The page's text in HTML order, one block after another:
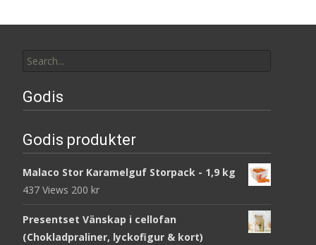
for:
Godis
Godis produkter
Malaco Stor Karamelguf Storpack - 1,9 kg
437 Views 200 kr
Presentset Vänskap i cellofan
(Chokladpraliner, lyckofigur & kort)